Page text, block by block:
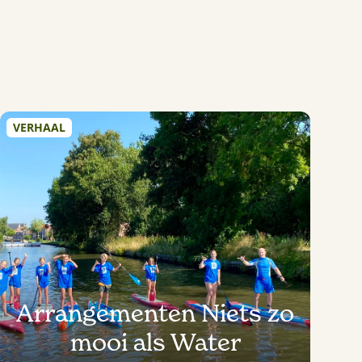
VERHAAL
Arrangementen Niets zo
mooi als Water